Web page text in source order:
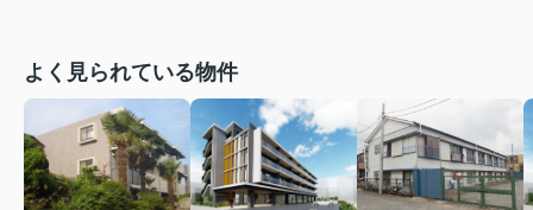
よく見られている物件